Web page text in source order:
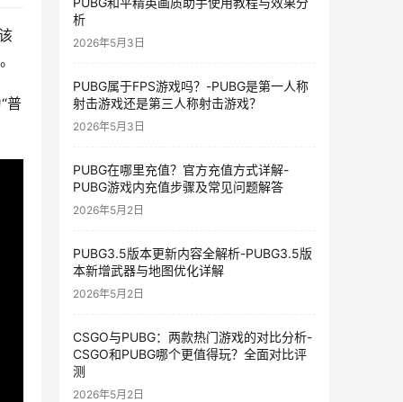
普
析
2026年5月3日
PUBG属于FPS游戏吗？-PUBG是第一人称
射击游戏还是第三人称射击游戏？
2026年5月3日
PUBG在哪里充值？官方充值方式详解-
PUBG游戏内充值步骤及常见问题解答
2026年5月2日
PUBG3.5版本更新内容全解析-PUBG3.5版
本新增武器与地图优化详解
2026年5月2日
CSGO与PUBG：两款热门游戏的对比分析-
CSGO和PUBG哪个更值得玩？全面对比评
测
2026年5月2日